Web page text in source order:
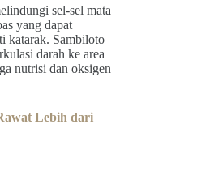
sel-sel mata
yang dapat
katarak. Sambiloto
darah ke area
nutrisi dan oksigen
Lebih dari